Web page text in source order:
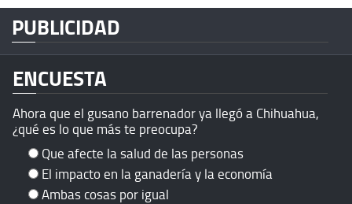
PUBLICIDAD
ENCUESTA
Ahora que el gusano barrenador ya llegó a Chihuahua,
¿qué es lo que más te preocupa?
Que afecte la salud de las personas
El impacto en la ganadería y la economía
Ambas cosas por igual